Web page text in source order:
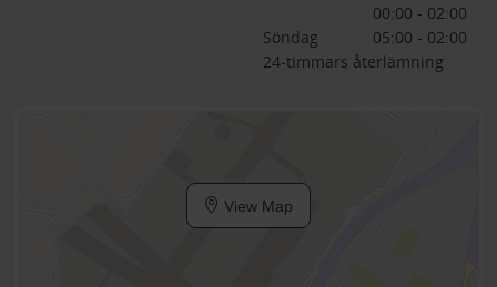
00:00 - 02:00
Söndag
05:00 - 02:00
24-timmars återlämning
View Map